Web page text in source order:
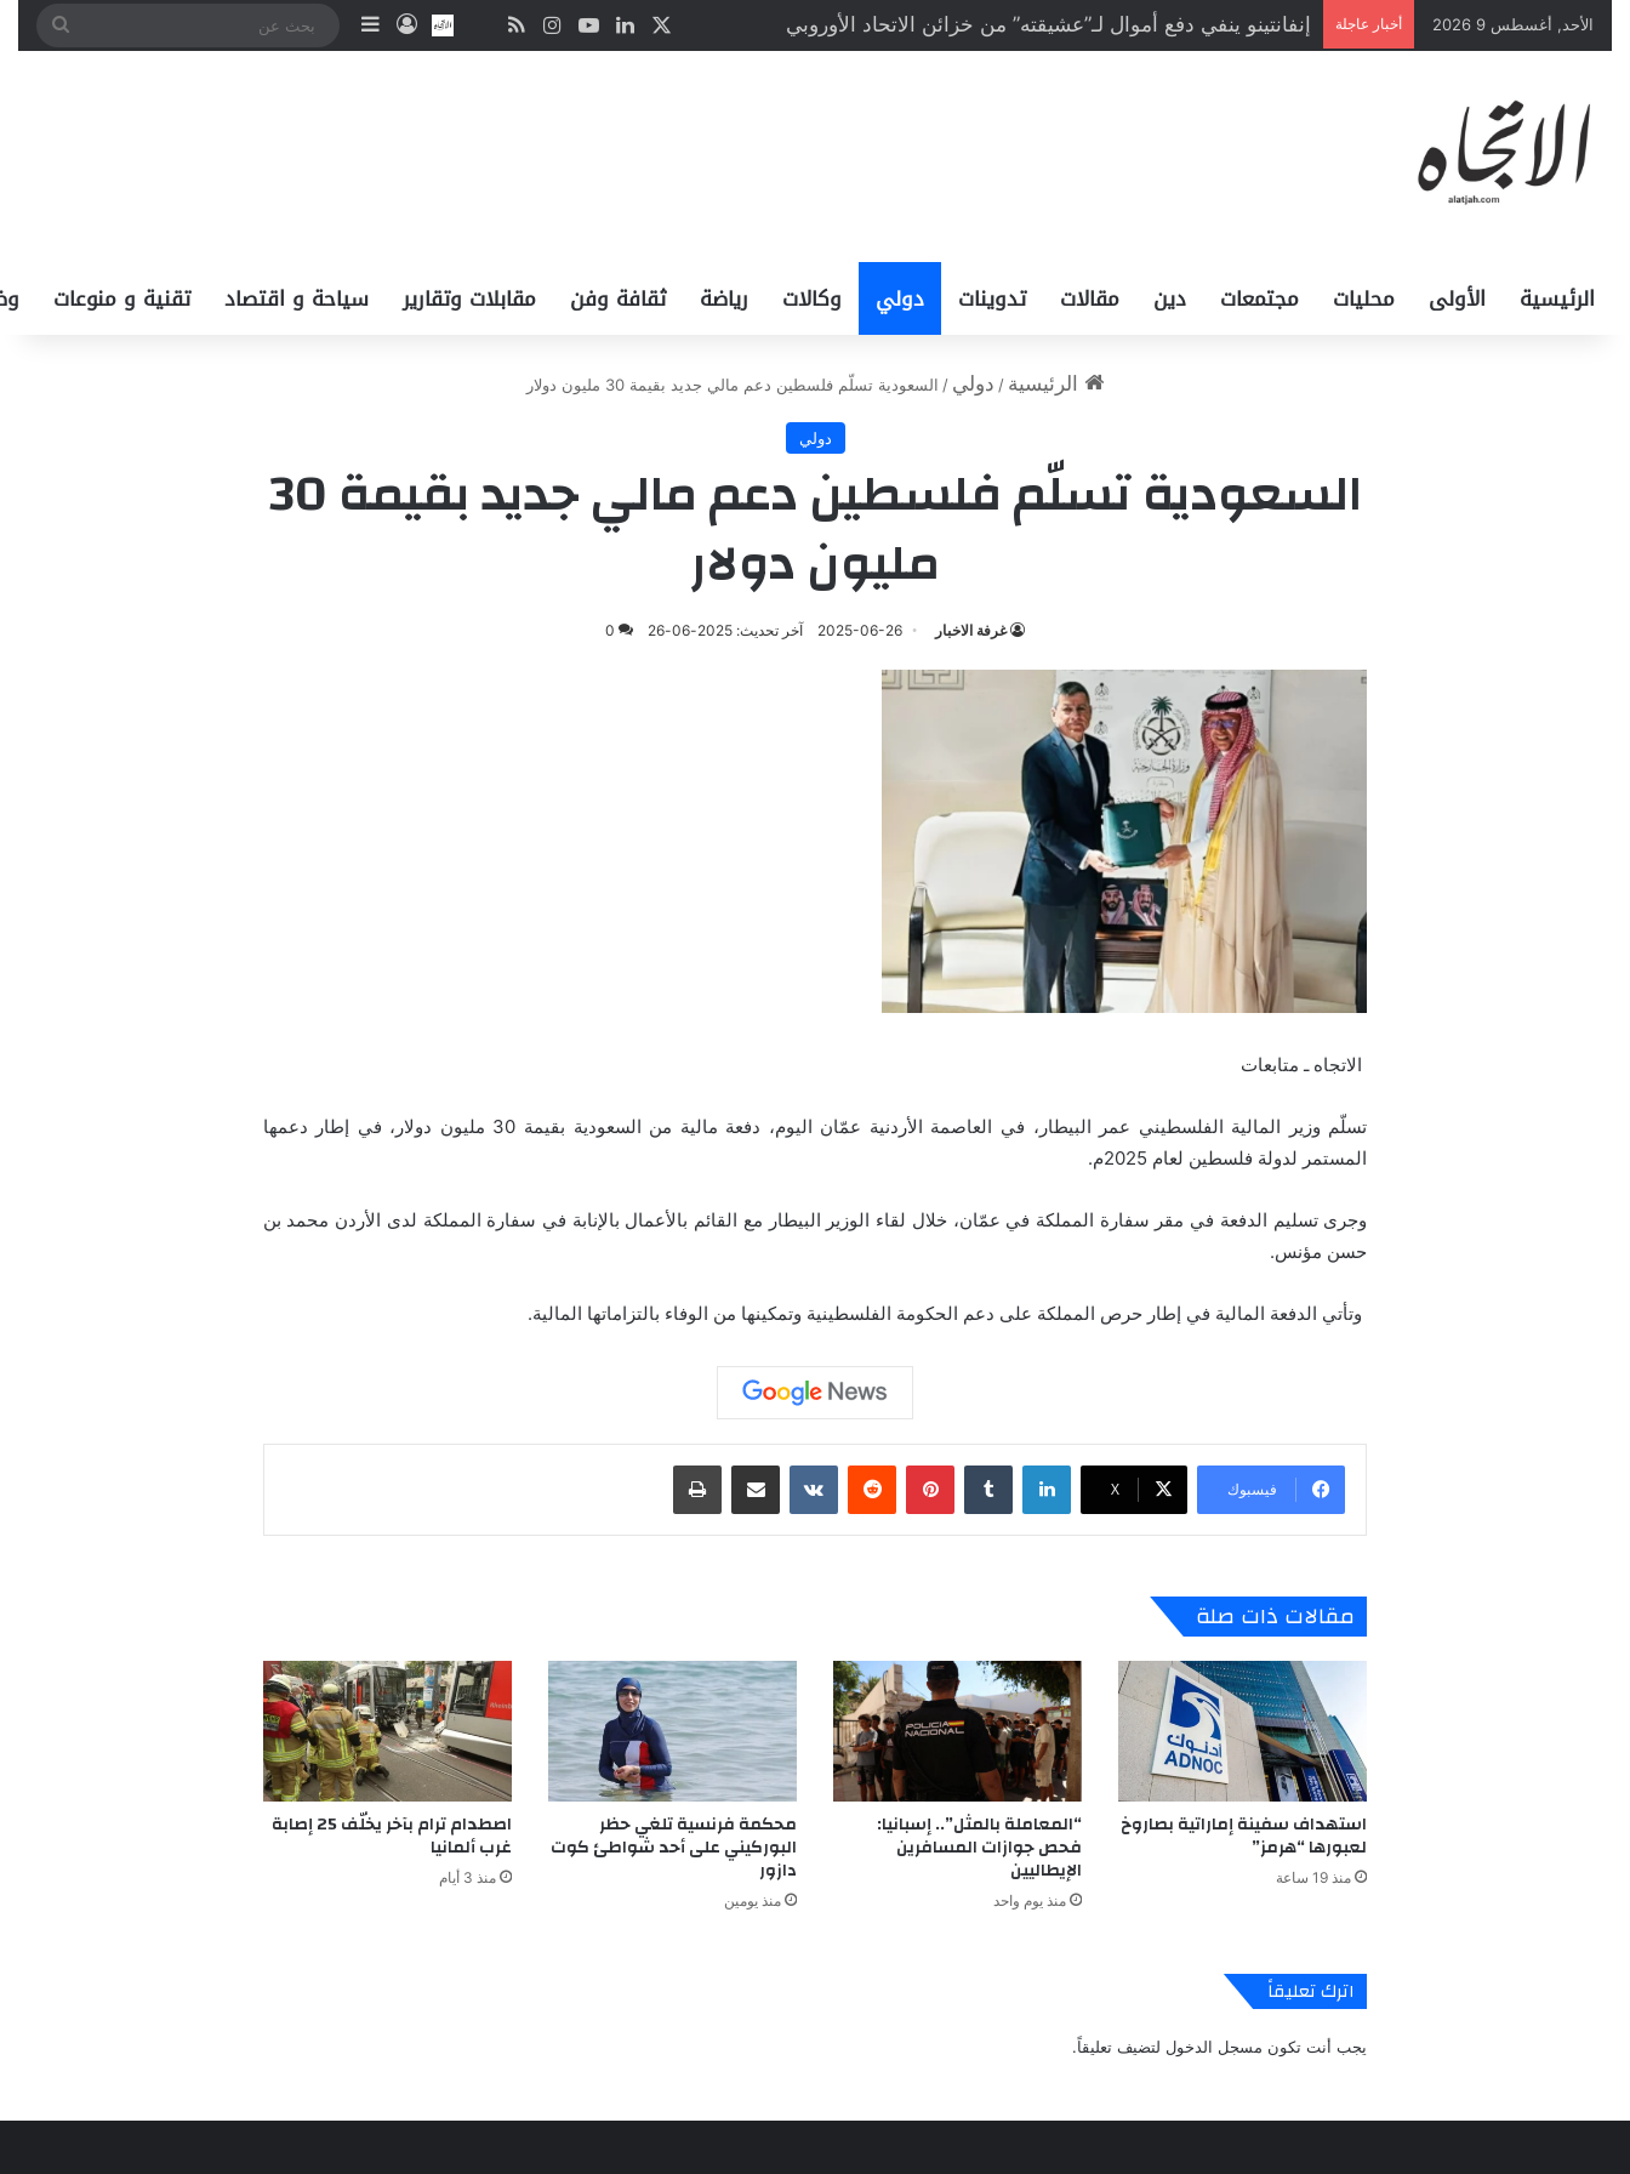
الأحد, أغسطس 9 2026 أخبار عاجلة إنفانتينو ينفي دفع أموال لـ”عشيقته” من خزائن الاتحاد الأوروبي لينكدإن‫YouTubeانستقرامملخص الموقع RSS
نبض اتصل بــنـاتسجيل الدخول
إضافة عمود جانبي
الرئيسية الأولى محليات مجتمعات دين مقالات تدوينات دولي وكالات رياضة ثقافة وفن مقابلات وتقارير سياحة و اقتصاد تقنية و منوعات
الرئيسية / دولي /
دولي
‏⁧‫السعودية‬⁩ تسلّم فلسطين‬⁩ دعم مالي جديد بقيمة 30
مليون دولار
غرفة الاخبار 2025-06-26 آخر تحديث: 2025-06-26 0
الاتجاه ـ متابعات
تسلّم وزير المالية الفلسطيني عمر البيطار، في العاصمة الأردنية عمّان اليوم، دفعة مالية من السعودية بقيمة 30 مليون دولار، في إطار دعمها
المستمر لدولة فلسطين لعام 2025م.
وجرى تسليم الدفعة في مقر سفارة المملكة في عمّان، خلال لقاء الوزير البيطار مع القائم بالأعمال بالإنابة في سفارة المملكة لدى الأردن محمد بن
حسن مؤنس.
وتأتي الدفعة المالية في إطار حرص المملكة على دعم الحكومة الفلسطينية وتمكينها من الوفاء بالتزاماتها المالية.
فيسبوك ‫X
لينكدإن ‏Tumblr بينتيريست ‏Reddit
‏VKontakte مشاركة عبر البريد طباعة
مقالات ذات صلة
استهداف سفينة إماراتية بصاروخ
لعبورها “هرمز”
منذ 19 ساعة
“المعاملة بالمثل”.. إسبانيا:
فحص جوازات المسافرين
الإيطاليين
منذ يوم واحد
محكمة فرنسية تلغي حظر
البوركيني على أحد شواطئ كوت
دازور
منذ يومين
اصطدام ترام بآخر يخلّف 25 إصابة
غرب ألمانيا
منذ 3 أيام
اترك تعليقاً
يجب أنت تكون مسجل الدخول لتضيف تعليقاً.